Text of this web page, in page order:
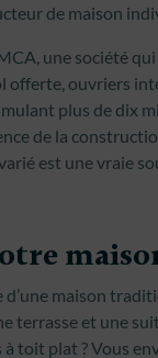
de maison
une société
offerte, ouvriers
plus de dix
de la
est une vraie
d’une maison
terrasse et une
toit plat ? Vous